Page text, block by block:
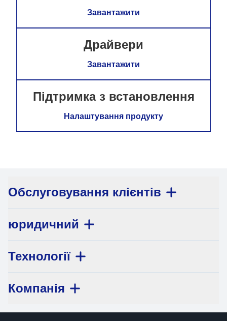
Завантажити
Драйвери
Завантажити
Підтримка з встановлення
Налаштування продукту
Обслуговування клієнтів
юридичний
Технології
Компанія